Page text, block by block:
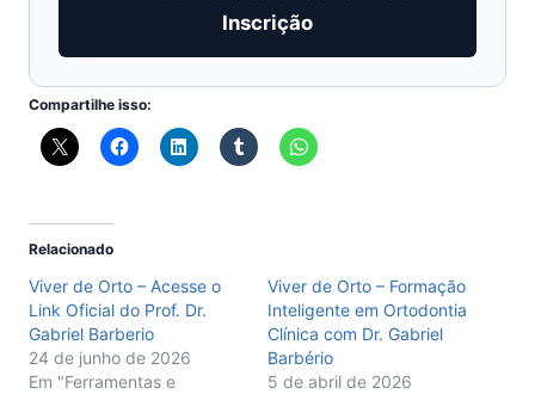
Inscrição
Compartilhe isso:
Relacionado
Viver de Orto – Acesse o
Link Oficial do Prof. Dr.
Gabriel Barberio
24 de junho de 2026
Em "Ferramentas e
Viver de Orto – Formação
Inteligente em Ortodontia
Clínica com Dr. Gabriel
Barbério
5 de abril de 2026